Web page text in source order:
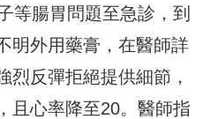
等腸胃問題至急診，到
明外用藥膏，在醫師詳
烈反彈拒絕提供細節，
且心率降至20。醫師指